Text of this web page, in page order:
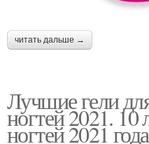
читать дальше →
Лучшие гели
ногтей 2021.
ногтей 2021 года